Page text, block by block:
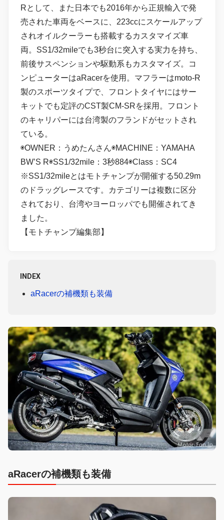
Rとして、また日本でも2016年から正規輸入で発
売された車両をベースに、223ccにスケールアップ
されオイルクーラーも搭載するカスタマイズ車
両。SS1/32mileでも3秒台に突入する実力を持ち、
前後サスペンションや駆動系もカスタマイズ。コ
ンピューターはaRacerを使用。マフラーはmoto-R
製のスポーツタイプで、フロントタイヤにはサー
キットでも定評のCST製CM-SRを採用。フロント
のキャリパーには台湾製のフランドがセットされ
ている。
◉OWNER：うめたんさん◉MACHINE：YAMAHA
BW’S R◉SS1/32mile：3秒884◉Class：SC4
※SS1/32mileとはモトチャンプが開催する50.29m
のドラッグレースです。カテゴリーは複数に区分
されており、台湾やヨーロッパでも開催されてき
ました。
【モトチャンプ編集部】
INDEX
aRacerの補機類も装備
aRacerの補機類も装備